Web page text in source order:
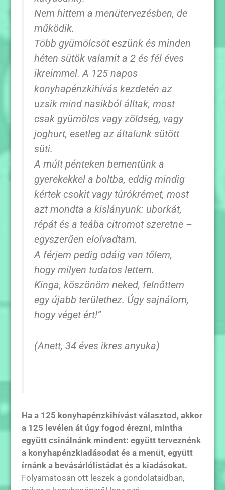
Nem hittem a menütervezésben, de
működik.
Több gyümölcsöt eszünk és minden
héten sütök valamit a 2 és fél éves
ikreimmel. A 125 napos
konyhapénzkihívás kezdetén az
uzsik mind nasikból álltak, most
csak gyümölcs vagy zöldség, vagy
joghurt, esetleg az általunk sütött
süti.
A múlt pénteken bementünk a
gyerekekkel a boltba, eddig mindig
kértek csokit vagy túrókrémet, most
azt mondta a kislányunk: uborkát,
répát és a teába citromot szeretne –
egyszerűen elolvadtam.
A férjem pedig odáig van tőlem,
hogy milyen tudatos lettem.
Kinga, köszönöm neked, felnőttem
egy újabb területhez. Úgy sajnálom,
hogy véget ért!”
(Anett, 34 éves ikres anyuka)
Ha a 125 konyhapénzkihívást választod, akkor
a 125 levélen át úgy fogod érezni, mintha
együtt csinálnánk mindent: együtt terveznénk
a konyhapénzkiadásodat és a menüt, együtt
írnánk a bevásárlólistádat és a kiadásokat.
Folyamatosan ott leszek a gondolataidban,